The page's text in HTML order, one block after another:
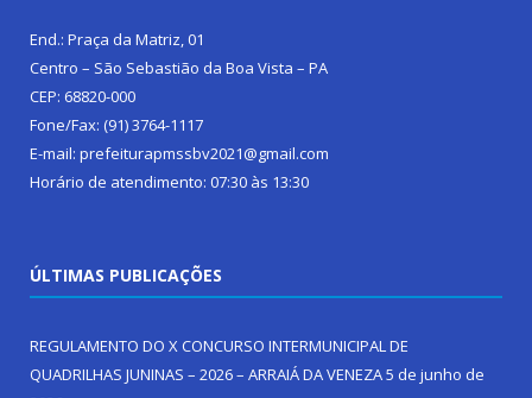
End.: Praça da Matriz, 01
Centro – São Sebastião da Boa Vista – PA
CEP: 68820-000
Fone/Fax: (91) 3764-1117
E-mail: prefeiturapmssbv2021@gmail.com
Horário de atendimento: 07:30 às 13:30
ÚLTIMAS PUBLICAÇÕES
REGULAMENTO DO X CONCURSO INTERMUNICIPAL DE
QUADRILHAS JUNINAS – 2026 – ARRAIÁ DA VENEZA5 de junho de